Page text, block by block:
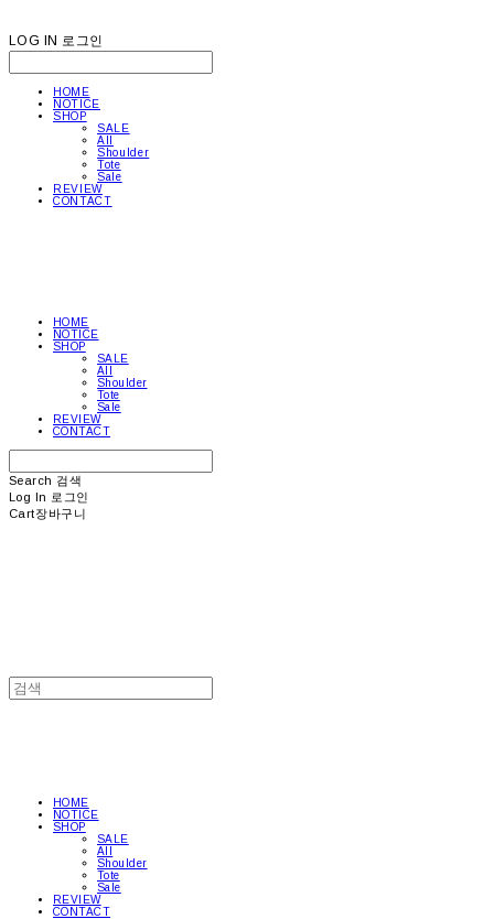
LOG IN 로그인
HOME
NOTICE
SHOP
SALE
All
Shoulder
Tote
Sale
REVIEW
CONTACT
HOME
NOTICE
SHOP
SALE
All
Shoulder
Tote
Sale
REVIEW
CONTACT
Search 검색
Log In 로그인
Cart장바구니
HOME
NOTICE
SHOP
SALE
All
Shoulder
Tote
Sale
REVIEW
CONTACT